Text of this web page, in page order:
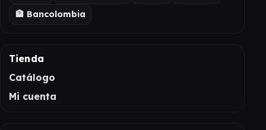
🏦 Bancolombia
Tienda
Catálogo
Mi cuenta